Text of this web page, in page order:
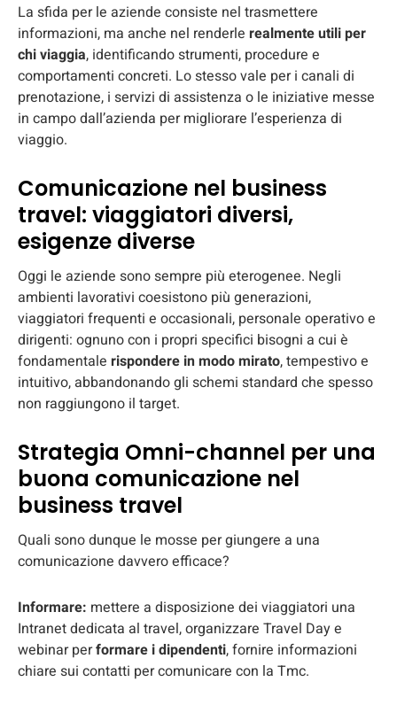
La sfida per le aziende consiste nel trasmettere
informazioni, ma anche nel renderle realmente utili per
chi viaggia, identificando strumenti, procedure e
comportamenti concreti. Lo stesso vale per i canali di
prenotazione, i servizi di assistenza o le iniziative messe
in campo dall’azienda per migliorare l’esperienza di
viaggio.
Comunicazione nel business
travel: viaggiatori diversi,
esigenze diverse
Oggi le aziende sono sempre più eterogenee. Negli
ambienti lavorativi coesistono più generazioni,
viaggiatori frequenti e occasionali, personale operativo e
dirigenti: ognuno con i propri specifici bisogni a cui è
fondamentale rispondere in modo mirato, tempestivo e
intuitivo, abbandonando gli schemi standard che spesso
non raggiungono il target.
Strategia Omni-channel per una
buona comunicazione nel
business travel
Quali sono dunque le mosse per giungere a una
comunicazione davvero efficace?
Informare: mettere a disposizione dei viaggiatori una
Intranet dedicata al travel, organizzare Travel Day e
webinar performare i dipendenti, fornire informazioni
chiare sui contatti per comunicare con la Tmc.